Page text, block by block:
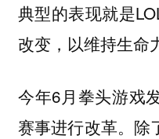
典型的表现就是
改变，以维持生命
今年6月拳头游戏
赛事进行改革。除